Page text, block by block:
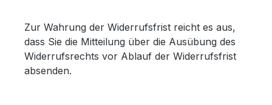
Zur Wahrung der Widerrufsfrist reicht es aus,
dass Sie die Mitteilung über die Ausübung des
Widerrufsrechts vor Ablauf der Widerrufsfrist
absenden.